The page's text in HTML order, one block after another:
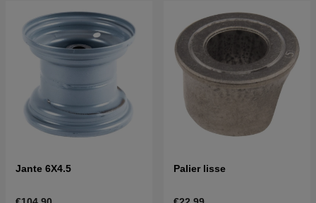
Jante 6X4.5 Palier lisse